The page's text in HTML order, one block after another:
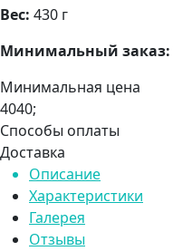
Вес: 430 г
Минимальный заказ:
Минимальная цена
4040;
Способы оплаты
Доставка
Описание
Характеристики
Галерея
Отзывы